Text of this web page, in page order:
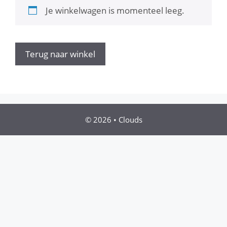
Je winkelwagen is momenteel leeg.
Terug naar winkel
© 2026 • Clouds